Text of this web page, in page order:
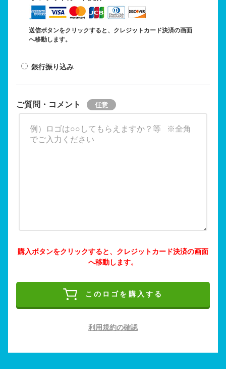
送信ボタンをクリックすると、クレジットカード決済の画面
へ移動します。
銀行振り込み
ご質問・コメント
購入ボタンをクリックすると、クレジットカード決済の画面
へ移動します。
このロゴを購入する
利用規約の確認